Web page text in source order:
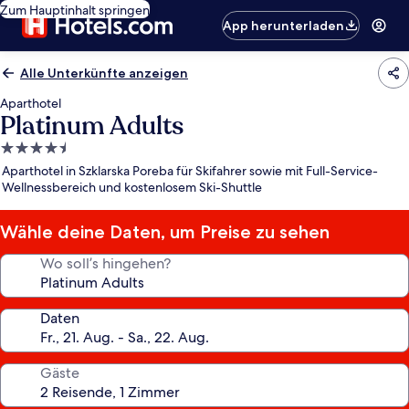
Zum Hauptinhalt springen
App herunterladen
Alle Unterkünfte anzeigen
Aparthotel
Platinum Adults
4.5-
Sterne-
Unterkunft
Aparthotel in Szklarska Poreba für Skifahrer sowie mit Full-Service-
Wellnessbereich und kostenlosem Ski-Shuttle
Wähle deine Daten, um Preise zu sehen
Wo soll’s hingehen?
Daten
Gäste